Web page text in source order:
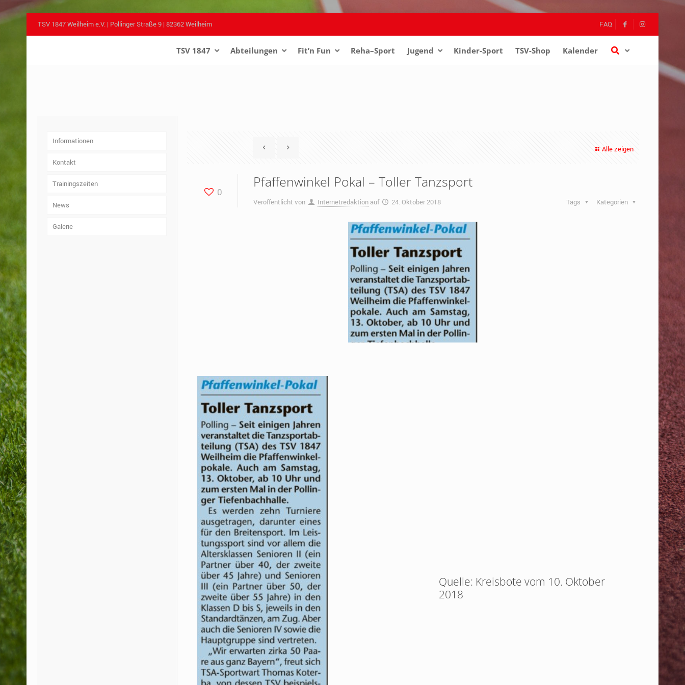
TSV 1847 Weilheim e.V. | Pollinger Straße 9 | 82362 Weilheim FAQ
TSV 1847 Abteilungen Fit’n Fun Reha–Sport Jugend Kinder-Sport TSV-Shop Kalender–
Alle zeigen
0
Pfaffenwinkel Pokal – Toller Tanzsport
Veröffentlicht von Internetredaktion auf 24. Oktober 2018 Kategorien
Tags
Quelle: Kreisbote vom 10. Oktober
2018
Informationen
Kontakt
Trainingszeiten
News
Galerie